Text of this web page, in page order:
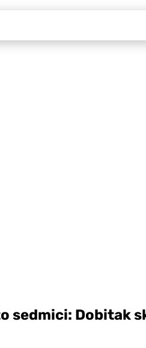
sedmici: Dobitak